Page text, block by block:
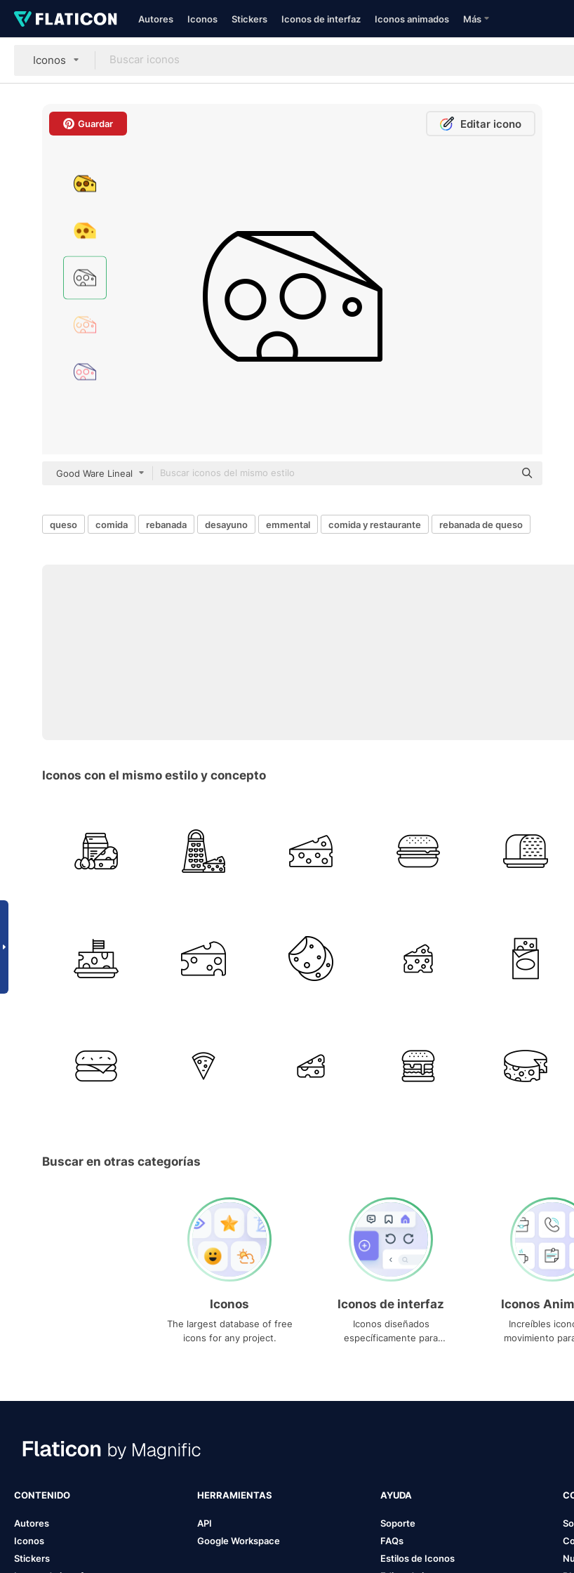
Autores Iconos Stickers Iconos de interfaz Iconos animados Más
Iconos
Guardar Editar icono
Good Ware Lineal
queso comida rebanada desayuno emmental comida y restaurante rebanada de queso
Iconos con el mismo estilo y concepto
Buscar en otras categorías
Iconos
The largest database of free
icons for any project.
Iconos de interfaz
Iconos diseñados
específicamente para
Iconos
Increíbles
movimiento
CONTENIDO
Autores
Iconos
Stickers
HERRAMIENTAS
API
Google Workspace
AYUDA
Soporte
FAQs
Estilos de Iconos